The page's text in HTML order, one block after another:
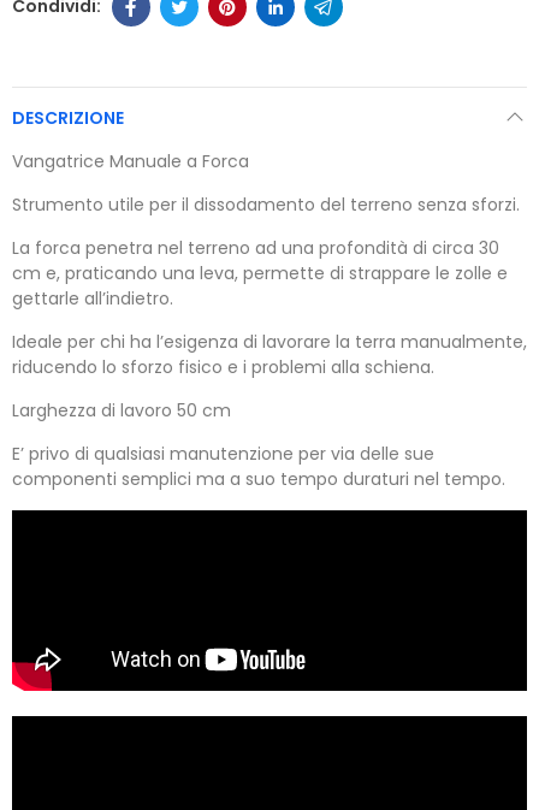
DESCRIZIONE
Vangatrice Manuale a Forca
Strumento utile per il dissodamento del terreno senza sforzi.
La forca penetra nel terreno ad una profondità di circa 30
cm e, praticando una leva, permette di strappare le zolle e
gettarle all’indietro.
Ideale per chi ha l’esigenza di lavorare la terra manualmente,
riducendo lo sforzo fisico e i problemi alla schiena.
Larghezza di lavoro 50 cm
E’ privo di qualsiasi manutenzione per via delle sue
componenti semplici ma a suo tempo duraturi nel tempo.